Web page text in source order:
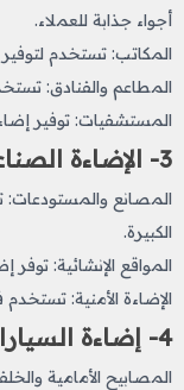
أجواء جذابة للعملاء.
المكاتب: تستخدم
المطاعم والفنادق:
المستشفيات: توفير
3- الإضاءة الصناعية
المصانع والمستودعات:
الكبيرة.
المواقع الإنشائية:
الإضاءة الأمنية:
4- إضاءة السيارات
المصابيح الأمامية